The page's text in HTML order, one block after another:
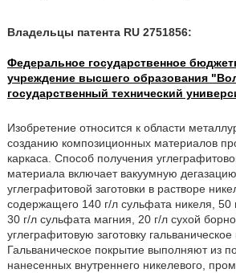
Владельцы патента RU 2751856:
Федеральное государственное
учреждение высшего образования
государственный технический
Изобретение относится к области
созданию композиционных материалов
каркаса. Способ получения
материала включает вакуумную
углеграфитовой заготовки в растворе
содержащего 140 г/л сульфата никеля, 50
30 г/л сульфата магния, 20 г/л сухой
углеграфитовую заготовку гальваническое
Гальваническое покрытие выполняют из
нанесенных внутреннего никелевого,